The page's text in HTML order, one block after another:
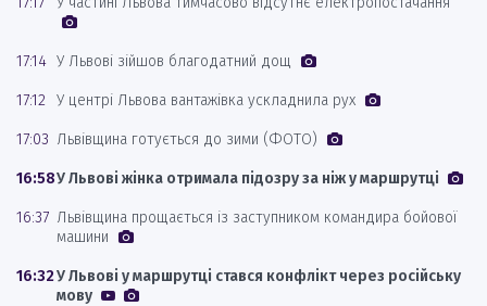
17:14 У Львові зійшов благодатний дощ
17:12 У центрі Львова вантажівка ускладнила рух
17:03 Львівщина готується до зими (ФОТО)
16:58У Львові жінка отримала підозру за ніж у маршрутці
16:37 Львівщина прощається із заступником командира бойової
машини
16:32У Львові у маршрутці стався конфлікт через російську
мову